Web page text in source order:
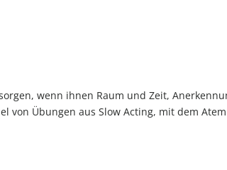
wenn ihnen Raum und Zeit,
von Übungen aus Slow Acting, mit dem Atem